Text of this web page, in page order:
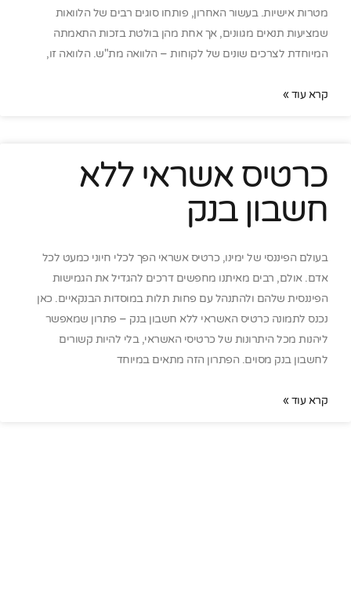
מטרות אישיות. בעשור האחרון, פותחו סוגים רבים של הלוואות
שמציעות תנאים מגוונים, אך אחת מהן בולטת בזכות התאמתה
המיוחדת לצרכים שונים של לקוחות – הלוואה מת"ש. הלוואה זו,
קרא עוד »
כרטיס אשראי ללא
חשבון בנק
בעולם הפיננסי של ימינו, כרטיס אשראי הפך לכלי חיוני כמעט לכל
אדם. אולם, רבים מאיתנו מחפשים דרכים להגדיל את הגמישות
הפיננסית שלהם ולהתנהל עם פחות תלות במוסדות הבנקאיים. כאן
נכנס לתמונה כרטיס האשראי ללא חשבון בנק – פתרון שמאפשר
ליהנות מכל היתרונות של כרטיסי האשראי, בלי להיות קשורים
לחשבון בנק מסוים. הפתרון הזה מתאים במיוחד
קרא עוד »